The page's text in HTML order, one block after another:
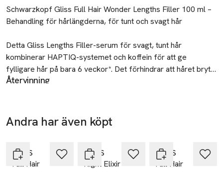
Beskrivning
Schwarzkopf Gliss Full Hair Wonder Lengths Filler 100 ml –
Behandling för hårlängderna, för tunt och svagt hår
Detta Gliss Lengths Filler-serum för svagt, tunt hår
kombinerar HAPTIQ-systemet och koffein för att ge
fylligare hår på bara 6 veckor*. Det förhindrar att håret bryts
av efter en användning och stärker längderna omedelbart
Gliss Care-nivå: 2 – Medelvårdande, med välbalanserad
Denna Gliss-hårbehandling med HAPTIQ-system skapar
Återvinning
SKU: 66265277
Andra har även köpt
GLISS
Full Hair
-25%
GLISS
Night Elixir
GLISS
Full Hair